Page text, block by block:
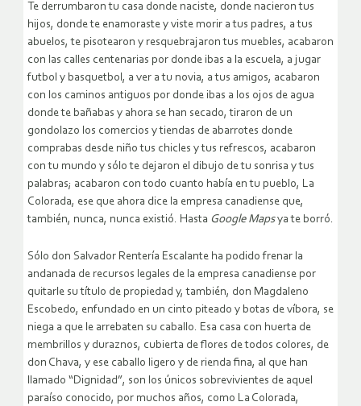
Te derrumbaron tu casa donde naciste, donde nacieron tus
hijos, donde te enamoraste y viste morir a tus padres, a tus
abuelos, te pisotearon y resquebrajaron tus muebles, acabaron
con las calles centenarias por donde ibas a la escuela, a jugar
futbol y basquetbol, a ver a tu novia, a tus amigos, acabaron
con los caminos antiguos por donde ibas a los ojos de agua
donde te bañabas y ahora se han secado, tiraron de un
gondolazo los comercios y tiendas de abarrotes donde
comprabas desde niño tus chicles y tus refrescos, acabaron
con tu mundo y sólo te dejaron el dibujo de tu sonrisa y tus
palabras; acabaron con todo cuanto había en tu pueblo, La
Colorada, ese que ahora dice la empresa canadiense que,
también, nunca, nunca existió. Hasta Google Mapsya te borró.
Sólo don Salvador Rentería Escalante ha podido frenar la
andanada de recursos legales de la empresa canadiense por
quitarle su título de propiedad y, también, don Magdaleno
Escobedo, enfundado en un cinto piteado y botas de víbora, se
niega a que le arrebaten su caballo. Esa casa con huerta de
membrillos y duraznos, cubierta de flores de todos colores, de
don Chava, y ese caballo ligero y de rienda fina, al que han
llamado “Dignidad”, son los únicos sobrevivientes de aquel
paraíso conocido, por muchos años, como La Colorada,